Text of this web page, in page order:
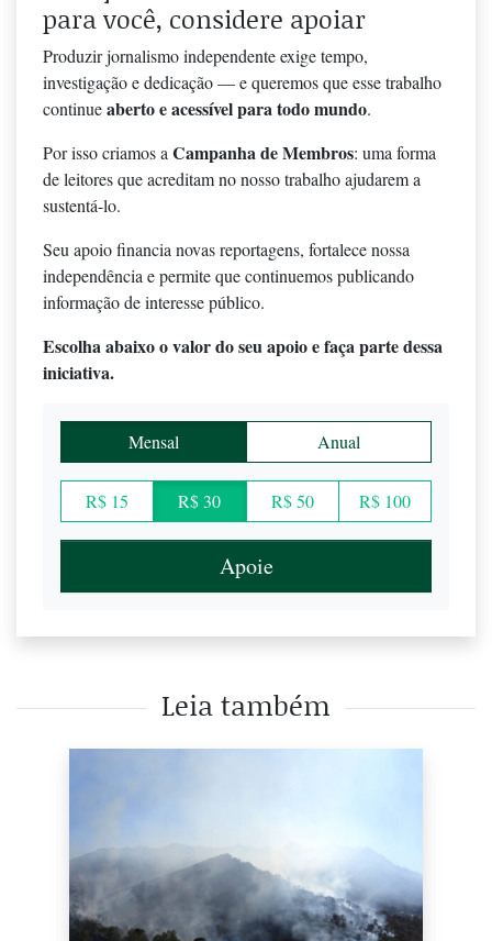
para você, considere apoiar
Produzir jornalismo independente exige tempo,
investigação e dedicação — e queremos que esse trabalho
continueaberto e acessível para todo mundo.
Por isso criamos a Campanha de Membros: uma forma
de leitores que acreditam no nosso trabalho ajudarem a
sustentá-lo.
Seu apoio financia novas reportagens, fortalece nossa
independência e permite que continuemos publicando
informação de interesse público.
Escolha abaixo o valor do seu apoio e faça parte dessa
iniciativa.
Mensal Anual
R$ 15 R$ 30 R$ 50 R$ 100
Apoie
Leia também